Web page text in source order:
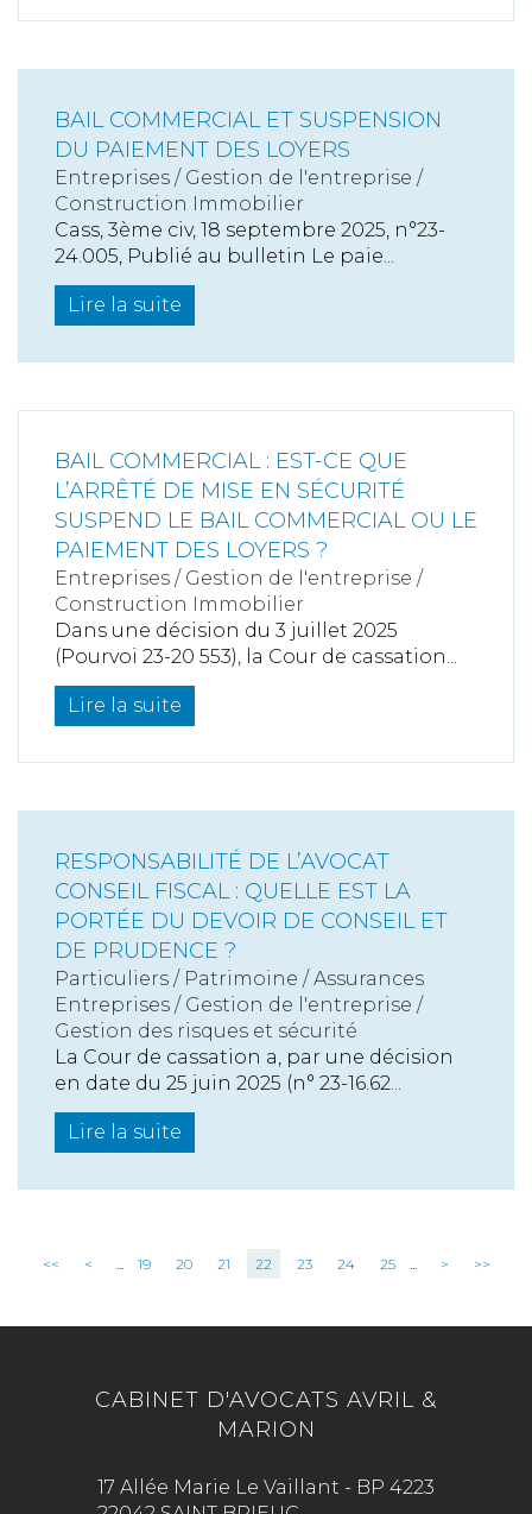
BAIL COMMERCIAL ET SUSPENSION
DU PAIEMENT DES LOYERS
Entreprises / Gestion de l'entreprise /
Construction Immobilier
Cass, 3ème civ, 18 septembre 2025, n°23-
24.005, Publié au bulletin Le paie...
Lire la suite
BAIL COMMERCIAL : EST-CE QUE
L’ARRÊTÉ DE MISE EN SÉCURITÉ
SUSPEND LE BAIL COMMERCIAL OU LE
PAIEMENT DES LOYERS ?
Entreprises / Gestion de l'entreprise /
Construction Immobilier
Dans une décision du 3 juillet 2025
(Pourvoi 23-20 553), la Cour de cassation...
Lire la suite
RESPONSABILITÉ DE L’AVOCAT
CONSEIL FISCAL : QUELLE EST LA
PORTÉE DU DEVOIR DE CONSEIL ET
DE PRUDENCE ?
Particuliers / Patrimoine / Assurances
Entreprises / Gestion de l'entreprise /
Gestion des risques et sécurité
La Cour de cassation a, par une décision
en date du 25 juin 2025 (n° 23-16.62...
Lire la suite
<< < ... 19 20 21 22 23 24 25 ... > >>
CABINET D'AVOCATS AVRIL &
MARION
17 Allée Marie Le Vaillant - BP 4223